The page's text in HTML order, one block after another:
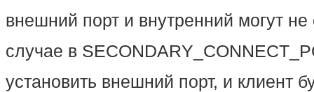
внешний порт и внутренний могут
случае в
установить внешний порт, и клиент